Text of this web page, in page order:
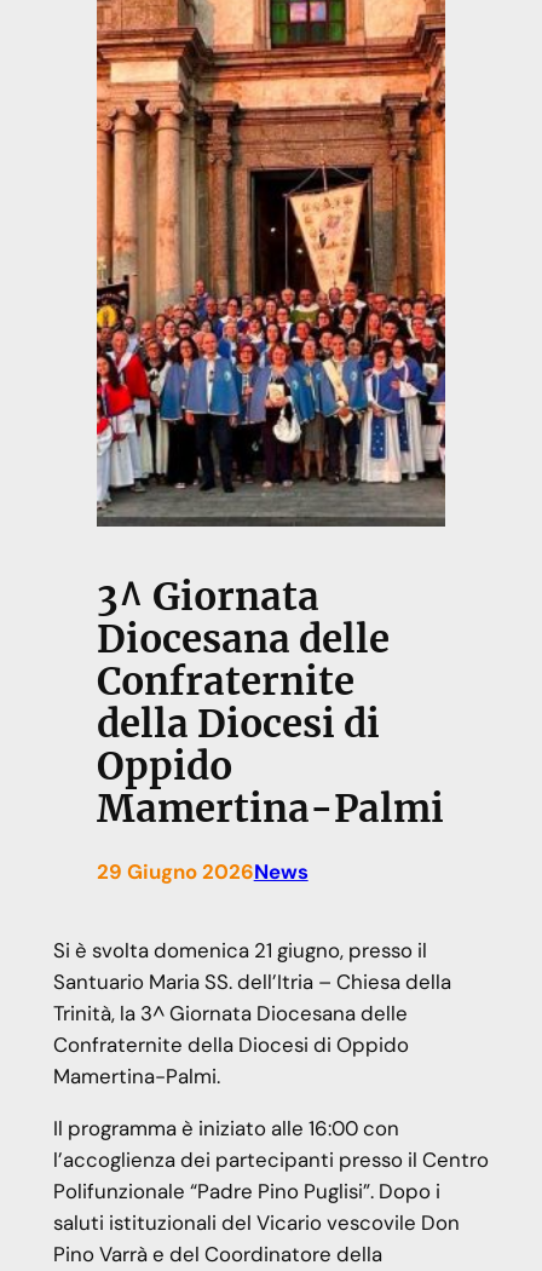
3^ Giornata
Diocesana delle
Confraternite
della Diocesi di
Oppido
Mamertina-Palmi
29 Giugno 2026News
Si è svolta domenica 21 giugno, presso il
Santuario Maria SS. dell’Itria – Chiesa della
Trinità, la 3^ Giornata Diocesana delle
Confraternite della Diocesi di Oppido
Mamertina-Palmi.
Il programma è iniziato alle 16:00 con
l’accoglienza dei partecipanti presso il Centro
Polifunzionale “Padre Pino Puglisi”. Dopo i
saluti istituzionali del Vicario vescovile Don
Pino Varrà e del Coordinatore della